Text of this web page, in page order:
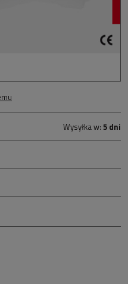
Wysyłka w: 5 dni